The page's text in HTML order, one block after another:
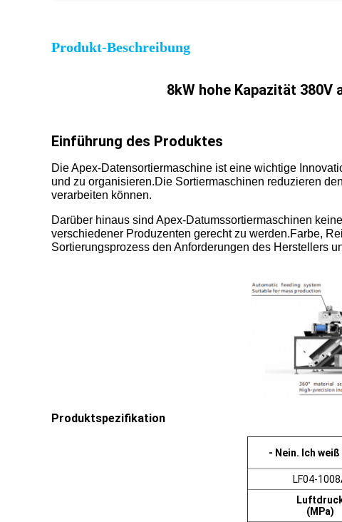
Produkt-Beschreibung
8kW hohe Kapazität
Einführung des Produktes
Die Apex-Datensortiermaschine ist eine wichtige
und zu organisieren.Die Sortiermaschinen reduzieren
verarbeiten können.
Darüber hinaus sind Apex-Datumssortiermaschinen
verschiedener Produzenten gerecht zu werden.Farbe,
Sortierungsprozess den Anforderungen des Herstellers
Produktspezifikation
- Nein. Ich
LF04-
(MPa)